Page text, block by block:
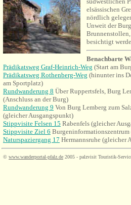
elsässischen
nördlich
Unweit der
besichtigt
Benachbarte
Prädikatsweg Graf-Heinrich-Weg (Start am
Prädikatsweg Rothenberg-Weg (hinunter ins
am Sportplatz)
Rundwanderung 8 Über Ruppertsfels, Burg
(Anschluss an der Burg)
Rundwanderung 9 Von Burg Lemberg zum
(gleicher Ausgangspunkt)
Stippvisite Felsen 15 Rabenfels (gleicher
Stippvisite Ziel 6
Naturspaziergang 17 Hermannsruhe (gleicher
© www.wanderportal-pfalz.de 2005 - palzvisit Touristik-